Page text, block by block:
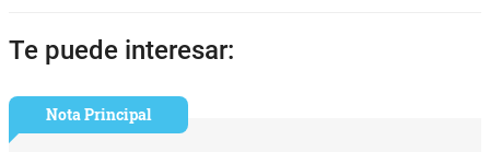
Te puede interesar:
Nota Principal